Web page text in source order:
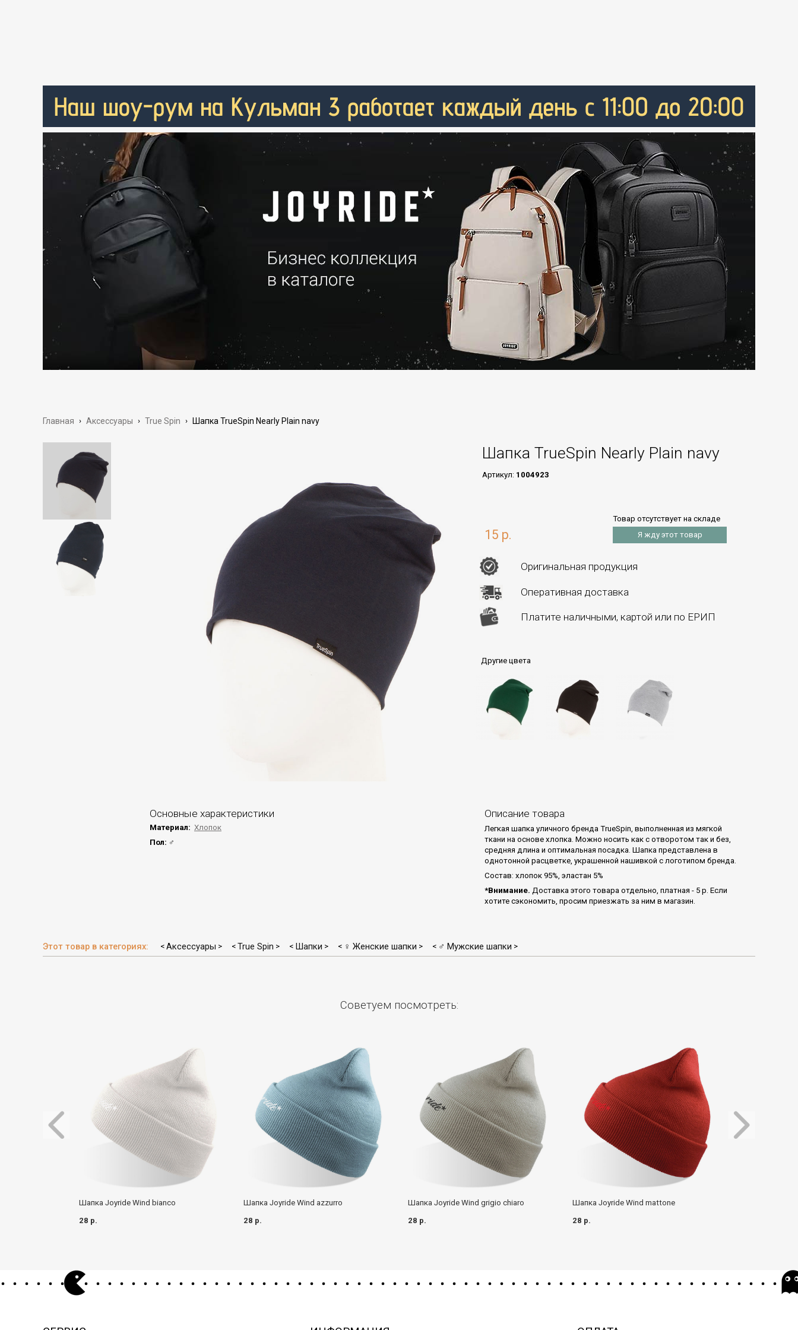
Главная › Аксессуары › True Spin › Шапка TrueSpin Nearly Plain navy
Шапка TrueSpin Nearly Plain navy
Артикул: 1004923
15 р.
Товар отсутствует на складе
Я жду этот товар
Оригинальная продукция
Оперативная доставка
Платите наличными, картой или по ЕРИП
Другие цвета
Основные характеристики
Материал: Хлопок
Пол: ♂
Описание товара
Легкая шапка уличного бренда TrueSpin, выполненная из мягкой
ткани на основе хлопка. Можно носить как с отворотом так и без,
средняя длина и оптимальная посадка. Шапка представлена в
однотонной расцветке, украшенной нашивкой с логотипом бренда.
Состав: хлопок 95%, эластан 5%
*Внимание. Доставка этого товара отдельно, платная - 5 р. Если
хотите сэкономить, просим приезжать за ним в магазин.
Этот товар в категориях: < Аксессуары > < True Spin > < Шапки > < ♀ Женские шапки > < ♂ Мужские шапки >
Советуем посмотреть:
Шапка Joyride Wind bianco
28 р.
Шапка Joyride Wind azzurro
28 р.
Шапка Joyride Wind grigio chiaro
28 р.
Шапка Joyride Wind mattone
28 р.